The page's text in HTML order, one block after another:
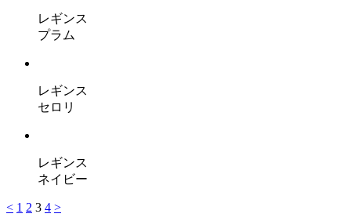
レギンス
プラム
レギンス
セロリ
レギンス
ネイビー
< 1 2 3 4 >